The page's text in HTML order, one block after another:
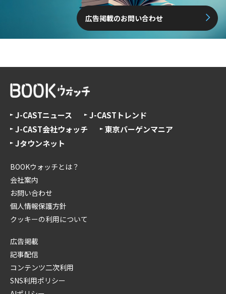
広告掲載のお問い合わせ
J-CASTニュース
J-CASTトレンド
J-CAST会社ウォッチ
東京バーゲンマニア
Jタウンネット
BOOKウォッチとは？
会社案内
お問い合わせ
個人情報保護方針
クッキーの利用について
広告掲載
記事配信
コンテンツ二次利用
SNS利用ポリシー